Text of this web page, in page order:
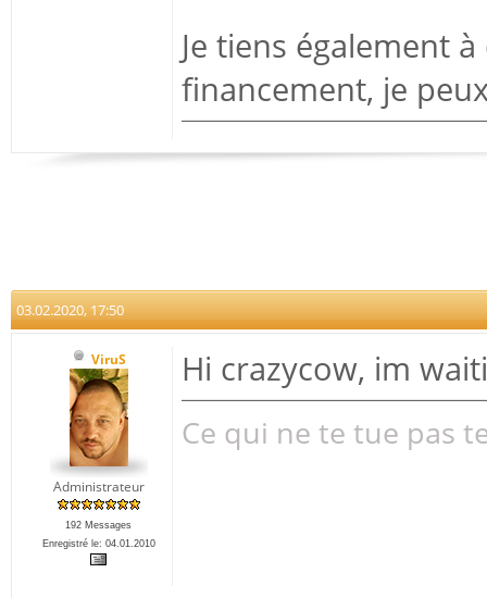
Je tiens également
financement, je
03.02.2020, 17:50
ViruS
Administrateur
192 Messages
Enregistré le: 04.01.2010
Hi crazycow, im
Ce qui ne te tue pas